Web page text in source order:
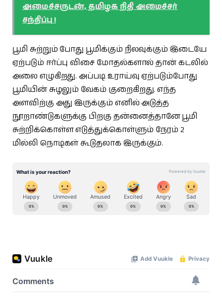
அமைச்சருடன், தமிழக நிதி அமைச்சர்
சந்திப்பு !
பூமி சுற்றும் போது பூமிக்கும் நிலவுக்கும் இடையே
ஏற்படும் ஈர்ப்பு விசை மோதல்களால் தான் கடலில்
அலை எழுகிறது. அப்படி உராய்வு ஏற்படும்போது
பூமியின் சுழலும் வேகம் குறைகிறது. எந்த
அளவிற்கு அது இருக்கும் எனில் அடுத்த
நூறாண்டுகளுக்கு பிறகு தன்னைத்தானே பூமி
சுற்றிக்கொள்ள எடுத்துக்கொள்ளும் நேரம் 2
மில்லி நொடிகள் கூடுதலாக இருக்கும்.